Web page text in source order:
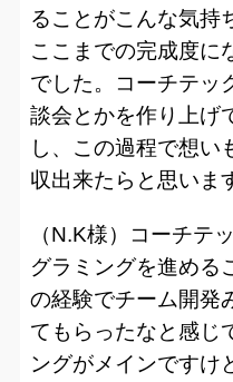
ることがこんな気持
ここまでの完成度に
でした。コーチテッ
談会とかを作り上げ
し、この過程で想い
収出来たらと思いま
（N.K様）コーチテ
グラミングを進める
の経験でチーム開発
てもらったなと感じ
ングがメインですけ